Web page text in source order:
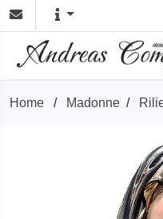
Home / Madonne /